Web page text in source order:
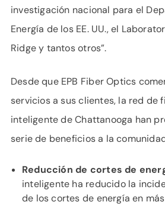
investigación nacional para el
Energía de los EE. UU., el
Ridge y tantos otros”.
Desde que EPB Fiber Optics
servicios a sus clientes, la red de
inteligente de Chattanooga han
serie de beneficios a la
Reducción de cortes de
inteligente ha reducido la
de los cortes de energía en